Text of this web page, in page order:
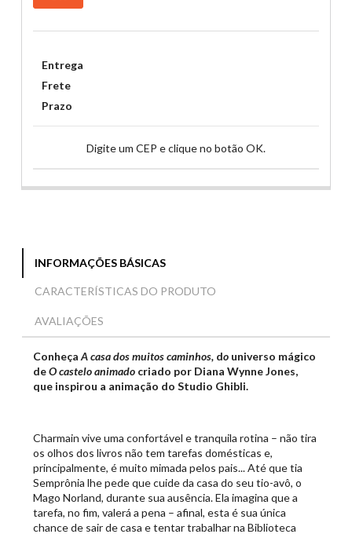
Entrega
Frete
Prazo
Digite um CEP e clique no botão OK.
INFORMAÇÕES BÁSICAS
CARACTERÍSTICAS DO PRODUTO
AVALIAÇÕES
Conheça A casa dos muitos caminhos, do universo mágico
deO castelo animado criado por Diana Wynne Jones,
que inspirou a animação do Studio Ghibli.
Charmain vive uma confortável e tranquila rotina – não tira
os olhos dos livros não tem tarefas domésticas e,
principalmente, é muito mimada pelos pais... Até que tia
Semprônia lhe pede que cuide da casa do seu tio-avô, o
Mago Norland, durante sua ausência. Ela imagina que a
tarefa, no fim, valerá a pena – afinal, esta é sua única
chance de sair de casa e tentar trabalhar na Biblioteca